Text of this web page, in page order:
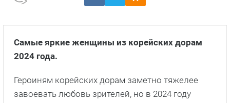
Самые яркие женщины из корейских дорам
2024 года.
Героиням корейских дорам заметно тяжелее
завоевать любовь зрителей, но в 2024 году